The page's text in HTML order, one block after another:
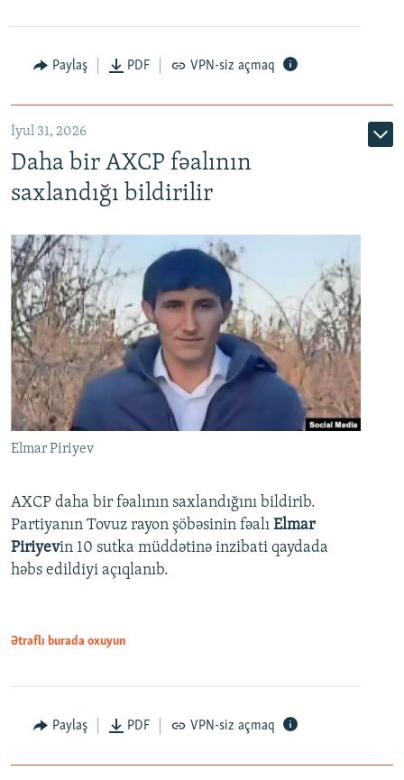
Paylaş PDF VPN-siz açmaq
İyul 31, 2026
Daha bir AXCP fəalının
saxlandığı bildirilir
Elmar Piriyev
AXCP daha bir fəalının saxlandığını bildirib.
Partiyanın Tovuz rayon şöbəsinin fəalı Elmar
Piriyevin 10 sutka müddətinə inzibati qaydada
həbs edildiyi açıqlanıb.
Ətraflı burada oxuyun
Paylaş PDF VPN-siz açmaq